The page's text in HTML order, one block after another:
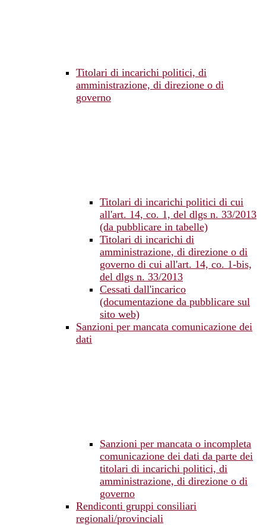
Titolari di incarichi politici, di
amministrazione, di direzione o di
governo
Titolari di incarichi politici di cui
all'art. 14, co. 1, del dlgs n. 33/2013
(da pubblicare in tabelle)
Titolari di incarichi di
amministrazione, di direzione o di
governo di cui all'art. 14, co. 1-bis,
del dlgs n. 33/2013
Cessati dall'incarico
(documentazione da pubblicare sul
sito web)
Sanzioni per mancata comunicazione dei
dati
Sanzioni per mancata o incompleta
comunicazione dei dati da parte dei
titolari di incarichi politici, di
amministrazione, di direzione o di
governo
Rendiconti gruppi consiliari
regionali/provinciali